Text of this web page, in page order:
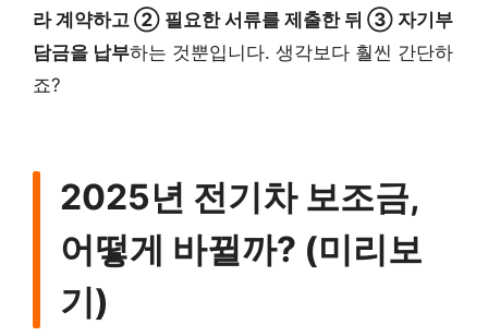
라 계약하고 ② 필요한 서류를 제출한 뒤 ③ 자기부
담금을 납부하는 것뿐입니다. 생각보다 훨씬 간단하
죠?
2025년 전기차 보조금,
어떻게 바뀔까? (미리보
기)